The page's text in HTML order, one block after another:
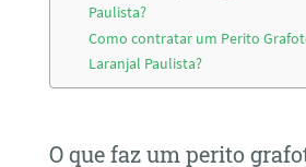
Paulista?
Como contratar um Perito
Laranjal Paulista?
O que faz um perito